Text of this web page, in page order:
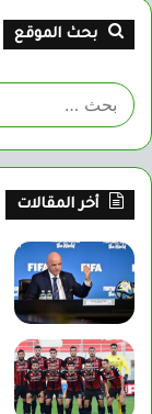
بحث الموقع
أخر المقالات